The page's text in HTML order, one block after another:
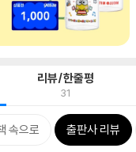
리뷰/한줄평
31
속으로 출판사 리뷰